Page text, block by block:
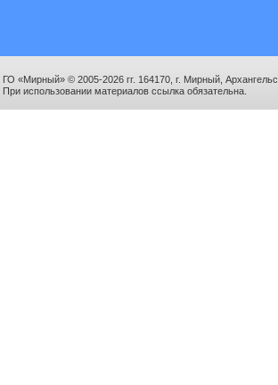
ГО «Мирный» © 2005-2026 гг. 164170, г. Мирный,
При использовании материалов ссылка обязательна.